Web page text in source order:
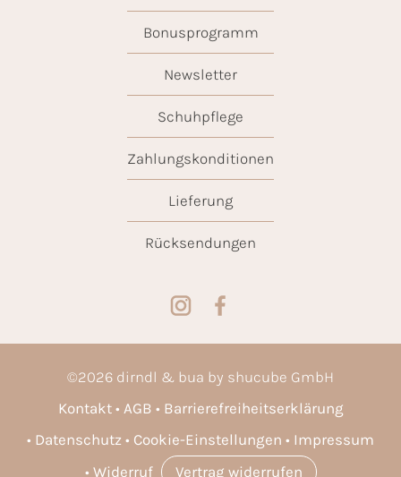
Bonusprogramm
Newsletter
Schuhpflege
Zahlungskonditionen
Lieferung
Rücksendungen
©2026 dirndl & bua by shucube GmbH
Kontakt
AGB
Barrierefreiheitserklärung
Datenschutz
Cookie-Einstellungen
Impressum
Widerruf
Vertrag widerrufen